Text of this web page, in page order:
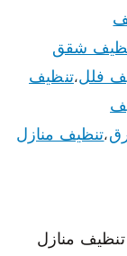
شقق
فلل،تنظيف
،تنظيف منازل
منازل